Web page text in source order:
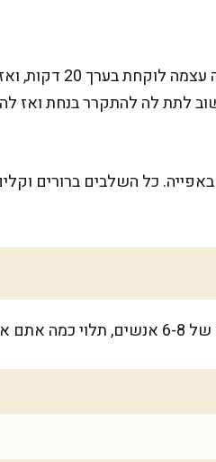
המתכון הזה דורש קצת
לתת לה להתקרר בנחת ואז
כל השלבים ברורים